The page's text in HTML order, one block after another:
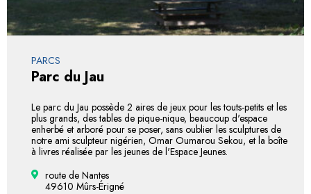
PARCS
Parc du Jau
Le parc du Jau possède 2 aires de jeux pour les touts-petits et les
plus grands, des tables de pique-nique, beaucoup d'espace
enherbé et arboré pour se poser, sans oublier les sculptures de
notre ami sculpteur nigérien, Omar Oumarou Sekou, et la boîte
à livres réalisée par les jeunes de l'Espace Jeunes.
route de Nantes
49610 Mûrs-Érigné